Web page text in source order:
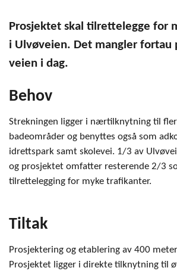
Prosjektet skal tilrettelegge for
i Ulvøveien. Det mangler fortau
veien i dag.
Behov
Strekningen ligger i nærtilknytning til
badeområder og benyttes også som
idrettspark samt skolevei. 1/3 av
og prosjektet omfatter resterende 2/3
tilrettelegging for myke trafikanter.
Tiltak
Prosjektering og etablering av 400
Prosjektet ligger i direkte tilknytning til